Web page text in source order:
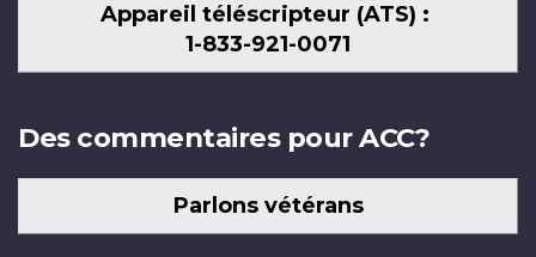
Appareil téléscripteur (ATS) :
1-833-921-0071
Des commentaires pour ACC?
Parlons vétérans